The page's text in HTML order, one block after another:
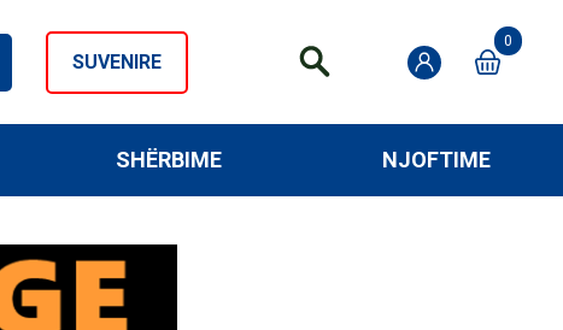
SUVENIRE
0
SHËRBIME NJOFTIME